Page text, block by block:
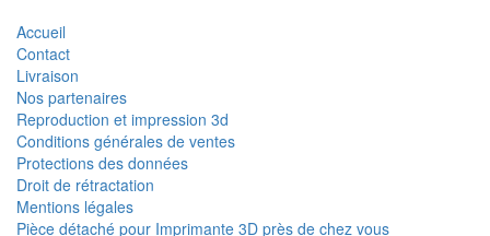
Accueil
Contact
Livraison
Nos partenaires
Reproduction et impression 3d
Conditions générales de ventes
Protections des données
Droit de rétractation
Mentions légales
Pièce détaché pour Imprimante 3D près de chez vous